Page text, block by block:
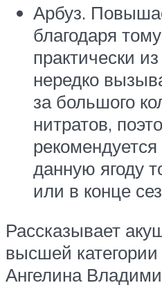
Арбуз.
благодаря
практически
нередко
за большого
нитратов,
данную ягоду
или в конце
Рассказывает
высшей
Ангелина